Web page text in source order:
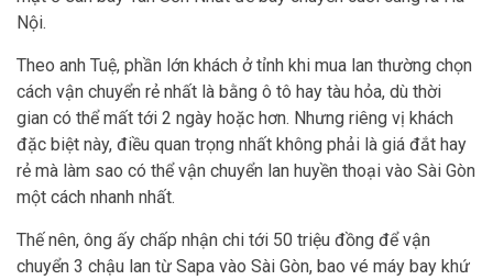
Nội.
Theo anh Tuệ, phần lớn khách ở tỉnh khi mua lan thường chọn
cách vận chuyển rẻ nhất là bằng ô tô hay tàu hỏa, dù thời
gian có thể mất tới 2 ngày hoặc hơn. Nhưng riêng vị khách
đặc biệt này, điều quan trọng nhất không phải là giá đắt hay
rẻ mà làm sao có thể vận chuyển lan huyền thoại vào Sài Gòn
một cách nhanh nhất.
Thế nên, ông ấy chấp nhận chi tới 50 triệu đồng để vận
chuyển 3 chậu lan từ Sapa vào Sài Gòn, bao vé máy bay khứ